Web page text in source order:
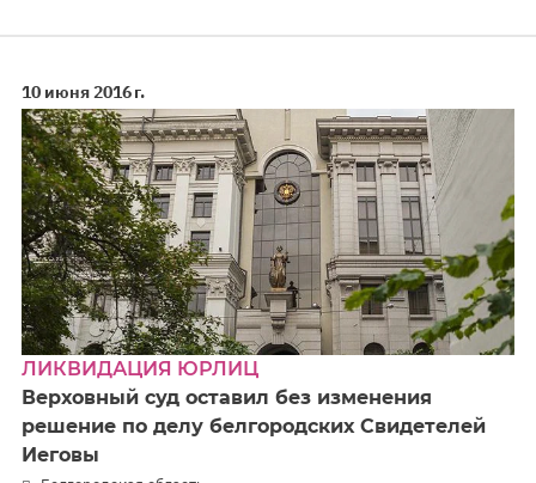
10 июня 2016 г.
ЛИКВИДАЦИЯ ЮРЛИЦ
Верховный суд оставил без изменения
решение по делу белгородских Свидетелей
Иеговы